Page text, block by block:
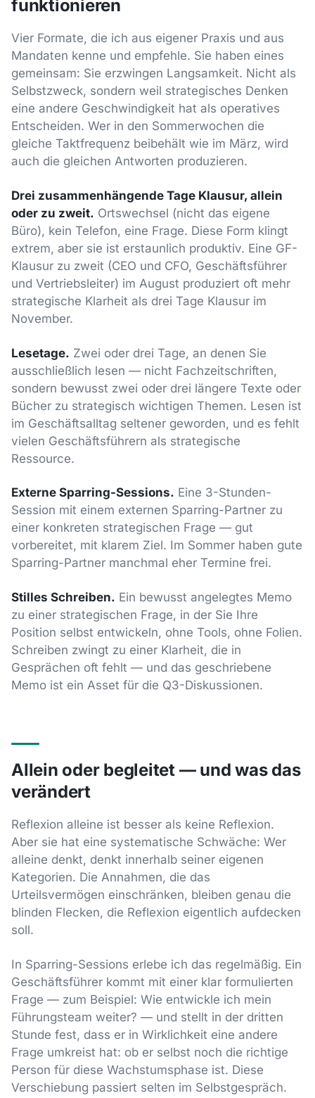
funktionieren
Vier Formate, die ich aus eigener Praxis und aus
Mandaten kenne und empfehle. Sie haben eines
gemeinsam: Sie erzwingen Langsamkeit. Nicht als
Selbstzweck, sondern weil strategisches Denken
eine andere Geschwindigkeit hat als operatives
Entscheiden. Wer in den Sommerwochen die
gleiche Taktfrequenz beibehält wie im März, wird
auch die gleichen Antworten produzieren.
Drei zusammenhängende Tage Klausur, allein
oder zu zweit. Ortswechsel (nicht das eigene
Büro), kein Telefon, eine Frage. Diese Form klingt
extrem, aber sie ist erstaunlich produktiv. Eine GF-
Klausur zu zweit (CEO und CFO, Geschäftsführer
und Vertriebsleiter) im August produziert oft mehr
strategische Klarheit als drei Tage Klausur im
November.
Lesetage. Zwei oder drei Tage, an denen Sie
ausschließlich lesen — nicht Fachzeitschriften,
sondern bewusst zwei oder drei längere Texte oder
Bücher zu strategisch wichtigen Themen. Lesen ist
im Geschäftsalltag seltener geworden, und es fehlt
vielen Geschäftsführern als strategische
Ressource.
Externe Sparring-Sessions. Eine 3-Stunden-
Session mit einem externen Sparring-Partner zu
einer konkreten strategischen Frage — gut
vorbereitet, mit klarem Ziel. Im Sommer haben gute
Sparring-Partner manchmal eher Termine frei.
Stilles Schreiben. Ein bewusst angelegtes Memo
zu einer strategischen Frage, in der Sie Ihre
Position selbst entwickeln, ohne Tools, ohne Folien.
Schreiben zwingt zu einer Klarheit, die in
Gesprächen oft fehlt — und das geschriebene
Memo ist ein Asset für die Q3-Diskussionen.
Allein oder begleitet — und was das
verändert
Reflexion alleine ist besser als keine Reflexion.
Aber sie hat eine systematische Schwäche: Wer
alleine denkt, denkt innerhalb seiner eigenen
Kategorien. Die Annahmen, die das
Urteilsvermögen einschränken, bleiben genau die
blinden Flecken, die Reflexion eigentlich aufdecken
soll.
In Sparring-Sessions erlebe ich das regelmäßig. Ein
Geschäftsführer kommt mit einer klar formulierten
Frage — zum Beispiel: Wie entwickle ich mein
Führungsteam weiter? — und stellt in der dritten
Stunde fest, dass er in Wirklichkeit eine andere
Frage umkreist hat: ob er selbst noch die richtige
Person für diese Wachstumsphase ist. Diese
Verschiebung passiert selten im Selbstgespräch.